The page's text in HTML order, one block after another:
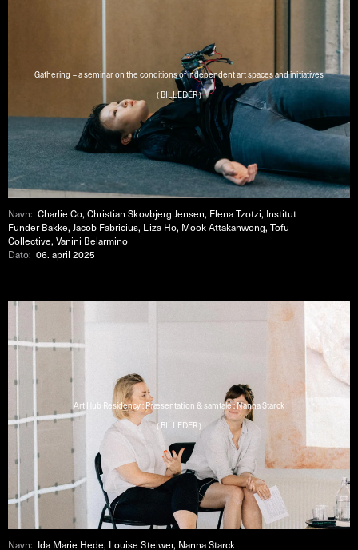
Gathering – a seminar on the conditions of independent art spaces and initiatives
( BILLEDER )
Navn:Charlie Co, Christian Skovbjerg Jensen, Elena Tzotzi, Institut
Funder Bakke, Jacob Fabricius, Liza Ho, Mook Attakanwong, Tofu
Collective, Vanini Belarmino
Dato:06. april 2025
Art Hub Residency : Præsentation & samtale : Nanna Starck
( BILLEDER )
Navn: Ida Marie Hede, Louise Steiwer, Nanna Starck